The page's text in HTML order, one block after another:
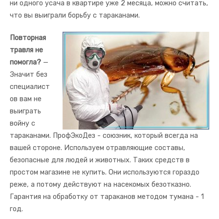
ни одного усача в квартире уже 2 месяца, можно считать,
что вы выиграли борьбу с тараканами.
Повторная
травля не
помогла? —
Значит без
специалист
ов вам не
выиграть
войну с
тараканами. ПрофЭкоДез - союзник, который всегда на
вашей стороне. Используем отравляющие составы,
безопасные для людей и животных. Таких средств в
простом магазине не купить. Они используются гораздо
реже, а потому действуют на насекомых безотказно.
Гарантия на обработку от тараканов методом тумана - 1
год.